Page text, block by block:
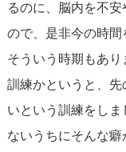
るのに、脳内を不
ので、是非今の時
そういう時期もあ
訓練かというと、
いという訓練をし
ないうちにそんな